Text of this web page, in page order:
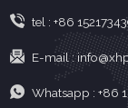
tel : +86
E-mail :
Whatsapp : +86